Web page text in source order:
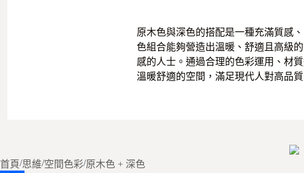
原木色與深色的搭配是一種充滿質感
色組合能夠營造出溫暖、舒適且高級
感的人士。通過合理的色彩運用、材
溫暖舒適的空間，滿足現代人對高品
首頁/思維/空間色彩/原木色 + 深色